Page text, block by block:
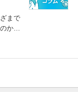
まで
か」